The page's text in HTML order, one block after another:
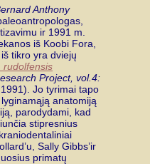
Anthony
ir 1991 m.
iš Koobi Fora,
tikro yra dviejų
rudolfensis
Project, vol.4:
, 1991). Jo tyrimai tapo
anatomiją
parodydami, kad
stipresnius
Sally Gibbs’ir
primatų